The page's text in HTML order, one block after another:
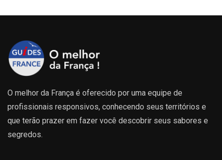
O melhor da França é oferecido por uma equipe de
profissionais responsivos, conhecendo seus territórios e
que terão prazer em fazer você descobrir seus sabores e
segredos.